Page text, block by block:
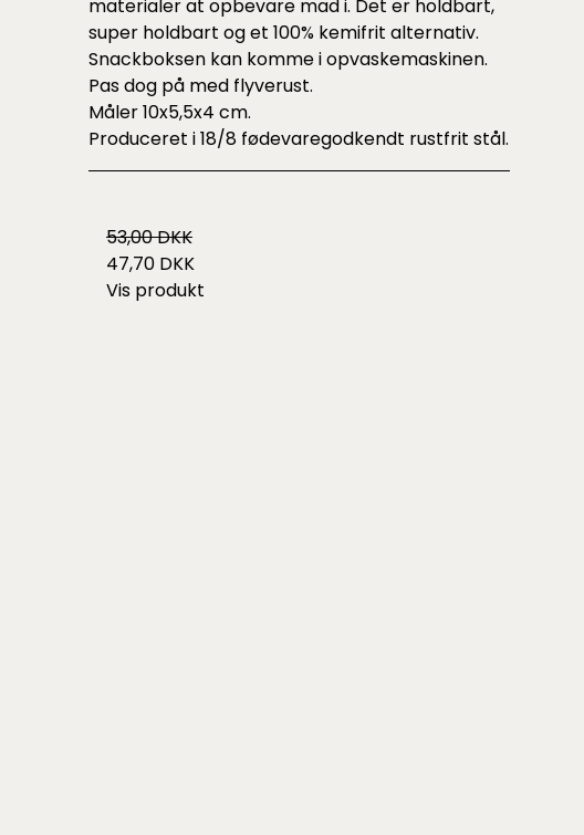
materialer at opbevare mad i. Det er holdbart,
super holdbart og et 100% kemifrit alternativ.
Snackboksen kan komme i opvaskemaskinen.
Pas dog på med flyverust.
Måler 10x5,5x4 cm.
Produceret i 18/8 fødevaregodkendt rustfrit stål.
53,00 DKK
47,70 DKK
Vis produkt